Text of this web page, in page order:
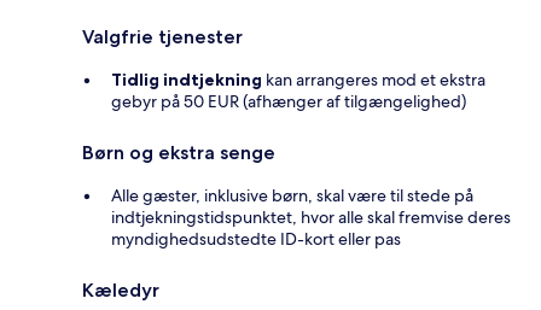
Valgfrie tjenester
Tidlig indtjekning kan arrangeres mod et ekstra
gebyr på 50 EUR (afhænger af tilgængelighed)
Børn og ekstra senge
Alle gæster, inklusive børn, skal være til stede på
indtjekningstidspunktet, hvor alle skal fremvise deres
myndighedsudstedte ID-kort eller pas
Kæledyr